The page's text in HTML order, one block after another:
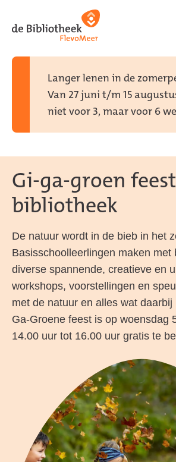
direct
direct
naar
Langer lenen in de
Van 27 juni t/m 15
niet voor 3, maar voor 6
Gi-ga-groen
bibliotheek
De natuur wordt in de bieb in het
Basisschoolleerlingen maken met
diverse spannende, creatieve en
workshops, voorstellingen en
met de natuur en alles wat
Ga-Groene feest is op woensdag
14.00 uur tot 16.00 uur gratis te